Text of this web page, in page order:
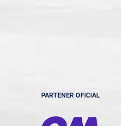
PARTENER OFICIAL